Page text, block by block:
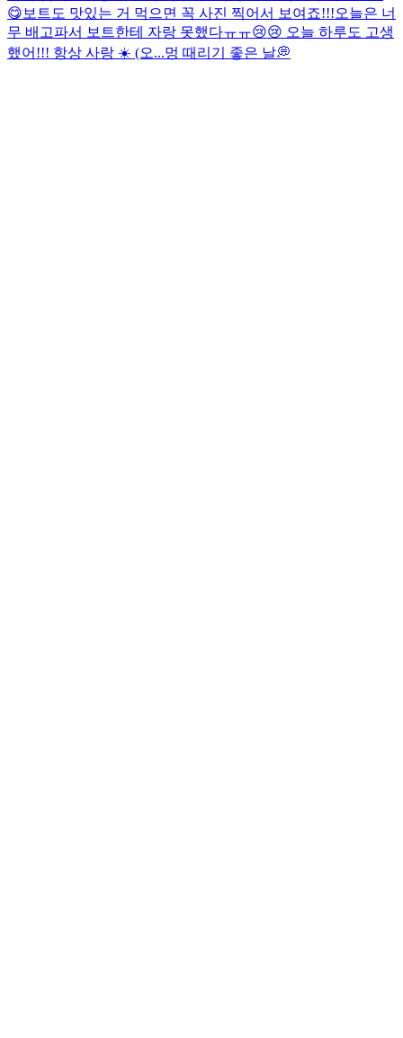
😋보트도 맛있는 거 먹으면 꼭 사진 찍어서 보여죠!!!오늘은 너
무 배고파서 보트한테 자랑 못했다ㅠㅠ😢😢 오늘 하루도 고생
했어!!! 항상 사랑 ☀️ (오...멍 때리기 좋은 날💭